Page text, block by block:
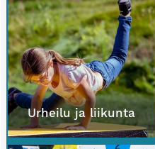
Urheilu ja liikunta